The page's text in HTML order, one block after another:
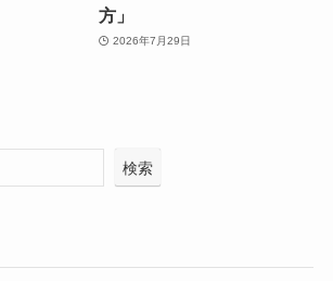
方」
2026年7月29日
検索